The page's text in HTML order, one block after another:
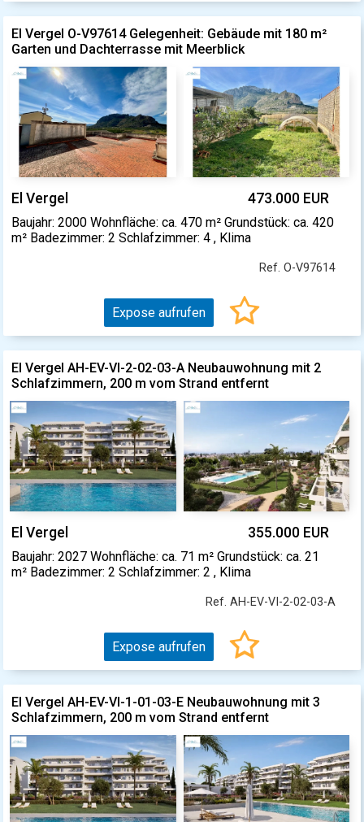
El Vergel O-V97614 Gelegenheit: Gebäude mit 180 m²
Garten und Dachterrasse mit Meerblick
El Vergel 473.000 EUR
Baujahr: 2000 Wohnfläche: ca. 470 m² Grundstück: ca. 420
m² Badezimmer: 2 Schlafzimmer: 4 , Klima
Ref. O-V97614
Expose aufrufen
El Vergel AH-EV-VI-2-02-03-A Neubauwohnung mit 2
Schlafzimmern, 200 m vom Strand entfernt
El Vergel 355.000 EUR
Baujahr: 2027 Wohnfläche: ca. 71 m² Grundstück: ca. 21
m² Badezimmer: 2 Schlafzimmer: 2 , Klima
Ref. AH-EV-VI-2-02-03-A
Expose aufrufen
El Vergel AH-EV-VI-1-01-03-E Neubauwohnung mit 3
Schlafzimmern, 200 m vom Strand entfernt